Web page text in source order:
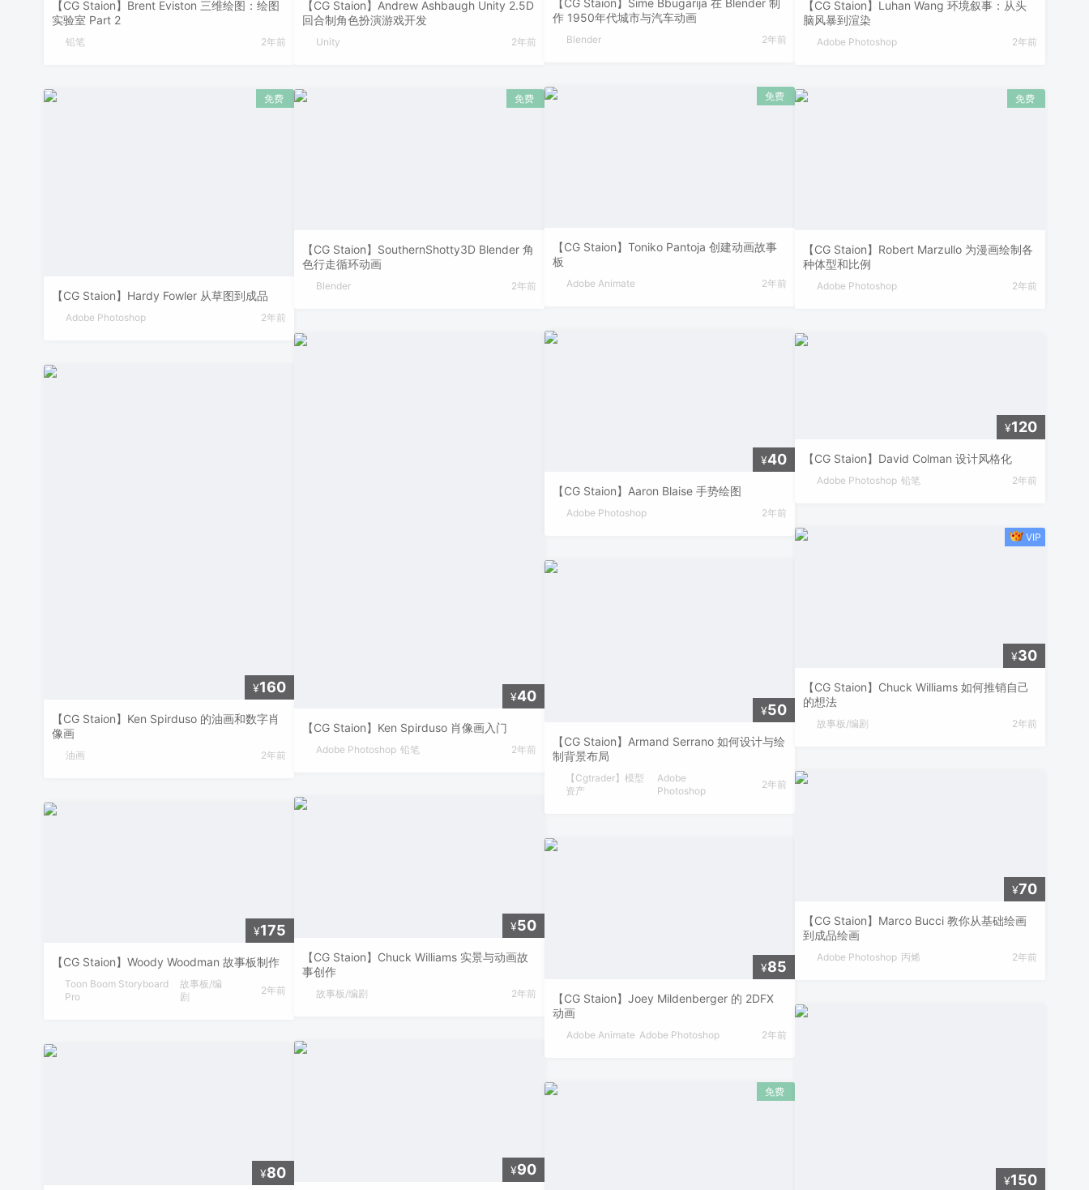
【CG Staion】Brent Eviston 三维绘图：绘图
实验室 Part 2
铅笔 2年前
【CG Staion】Hardy Fowler 从草图到成品
Adobe Photoshop 2年前
¥160
【CG Staion】Ken Spirduso 的油画和数字肖
像画
油画 2年前
¥175
【CG Staion】Woody Woodman 故事板制作
Toon Boom Storyboard
Pro
故事板/编
剧
2年前
¥80
【CG Staion】Andrew Ashbaugh Unity 2.5D
回合制角色扮演游戏开发
Unity 2年前
【CG Staion】SouthernShotty3D Blender 角
色行走循环动画
Blender 2年前
¥40
【CG Staion】Ken Spirduso 肖像画入门
Adobe Photoshop 铅笔 2年前
¥50
【CG Staion】Chuck Williams 实景与动画故
事创作
故事板/编剧 2年前
¥90
【CG Staion】Sime Bbugarija 在 Blender 制
作 1950年代城市与汽车动画
Blender 2年前
【CG Staion】Toniko Pantoja 创建动画故事
板
Adobe Animate 2年前
¥40
【CG Staion】Aaron Blaise 手势绘图
Adobe Photoshop 2年前
¥50
【CG Staion】Armand Serrano 如何设计与绘
制背景布局
【Cgtrader】模型
资产
Adobe
Photoshop
2年前
¥85
【CG Staion】Joey Mildenberger 的 2DFX
动画
Adobe Animate Adobe Photoshop 2年前
【CG Staion】Luhan Wang 环境叙事：从头
脑风暴到渲染
Adobe Photoshop 2年前
【CG Staion】Robert Marzullo 为漫画绘制各
种体型和比例
Adobe Photoshop 2年前
¥120
【CG Staion】David Colman 设计风格化
Adobe Photoshop 铅笔 2年前
¥30
【CG Staion】Chuck Williams 如何推销自己
的想法
故事板/编剧 2年前
¥70
【CG Staion】Marco Bucci 教你从基础绘画
到成品绘画
Adobe Photoshop 丙烯 2年前
¥150